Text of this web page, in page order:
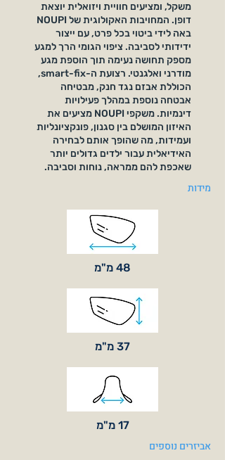
משקל, ומציעים חוויית ויזואלית יוצאת
דופן. המחויבות האקולוגית של NOUPI
באה לידי ביטוי בכל פרט, עם ייצור
ידידותי לסביבה. ציפוי הגומי הרך למגע
מספק תחושה נעימה תוך הוספת מגע
מודרני ואלגנטי. רצועת ה-smart-fix,
הכוללת אבזם נגד חנק, מבטיחה
אבטחה נוספת במהלך פעילויות
דינמיות. משקפי NOUPI מציעים את
האיזון המושלם בין סגנון, פונקציונליות
ועמידות, מה שהופך אותם לבחירה
האידיאלית עבור ילדים גדולים יותר
שאכפת להם ממראה, נוחות וסביבה.
מידות
48 מ"מ
37 מ"מ
17 מ"מ
אביזרים נוספים